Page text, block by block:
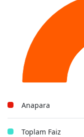
Anapara
Toplam Faiz